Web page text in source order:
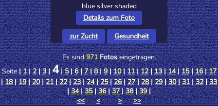
blue silver shaded
Details zum Foto
zur Zucht
Gesundheit
Es sind971Fotoseingetragen.
Seite|1|2|3|4|5|6|7|8|9|10|11|12|13|14|15|16|17
|18|19|20|21|22|23|24|25|26|27|28|29|30|31|32|33
|34|35|36|37|38|39|
<<
< > >>